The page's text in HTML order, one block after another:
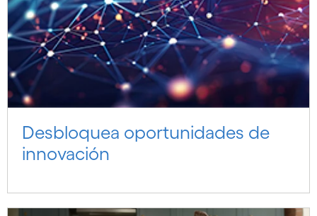
Desbloquea oportunidades de
innovación